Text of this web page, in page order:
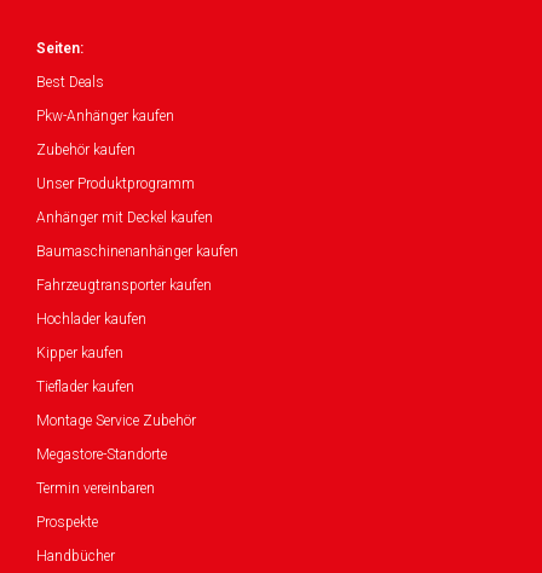
Seiten:
Best Deals
Pkw-Anhänger kaufen
Zubehör kaufen
Unser Produktprogramm
Anhänger mit Deckel kaufen
Baumaschinenanhänger kaufen
Fahrzeugtransporter kaufen
Hochlader kaufen
Kipper kaufen
Tieflader kaufen
Montage Service Zubehör
Megastore-Standorte
Termin vereinbaren
Prospekte
Handbücher